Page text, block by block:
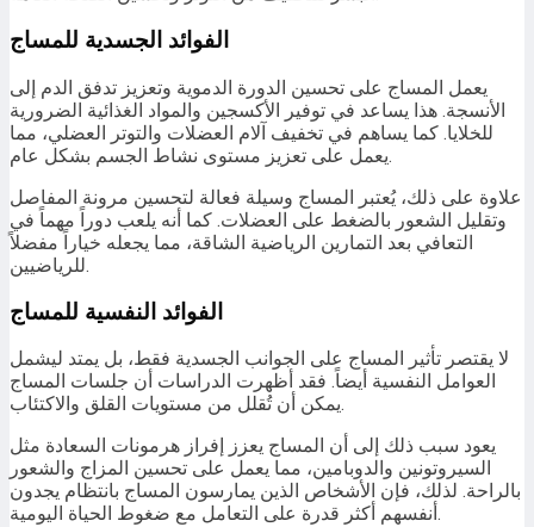
الفوائد الجسدية للمساج
يعمل المساج على تحسين الدورة الدموية وتعزيز تدفق الدم إلى
الأنسجة. هذا يساعد في توفير الأكسجين والمواد الغذائية الضرورية
للخلايا. كما يساهم في تخفيف آلام العضلات والتوتر العضلي، مما
يعمل على تعزيز مستوى نشاط الجسم بشكل عام.
علاوة على ذلك، يُعتبر المساج وسيلة فعالة لتحسين مرونة المفاصل
وتقليل الشعور بالضغط على العضلات. كما أنه يلعب دوراً مهماً في
التعافي بعد التمارين الرياضية الشاقة، مما يجعله خياراً مفضلاً
للرياضيين.
الفوائد النفسية للمساج
لا يقتصر تأثير المساج على الجوانب الجسدية فقط، بل يمتد ليشمل
العوامل النفسية أيضاً. فقد أظهرت الدراسات أن جلسات المساج
يمكن أن تُقلل من مستويات القلق والاكتئاب.
يعود سبب ذلك إلى أن المساج يعزز إفراز هرمونات السعادة مثل
السيروتونين والدوبامين، مما يعمل على تحسين المزاج والشعور
بالراحة. لذلك، فإن الأشخاص الذين يمارسون المساج بانتظام يجدون
أنفسهم أكثر قدرة على التعامل مع ضغوط الحياة اليومية.